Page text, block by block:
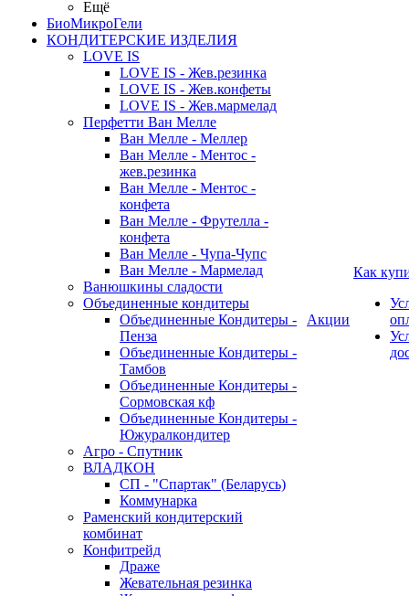
Ещё
БиоМикроГели
КОНДИТЕРСКИЕ ИЗДЕЛИЯ
LOVE IS
LOVE IS - Жев.резинка
LOVE IS - Жев.конфеты
LOVE IS - Жев.мармелад
Перфетти Ван Мелле
Ван Мелле - Меллер
Ван Мелле - Ментос -
жев.резинка
Ван Мелле - Ментос -
конфета
Ван Мелле - Фрутелла -
конфета
Ван Мелле - Чупа-Чупс
Ван Мелле - Мармелад
Ванюшкины сладости
Объединенные кондитеры
Объединенные Кондитеры -
Пенза
Объединенные Кондитеры -
Тамбов
Объединенные Кондитеры -
Сормовская кф
Объединенные Кондитеры -
Южуралкондитер
Агро - Спутник
ВЛАДКОН
СП - "Спартак" (Беларусь)
Коммунарка
Раменский кондитерский
комбинат
Конфитрейд
Драже
Жевательная резинка
Акции
Как